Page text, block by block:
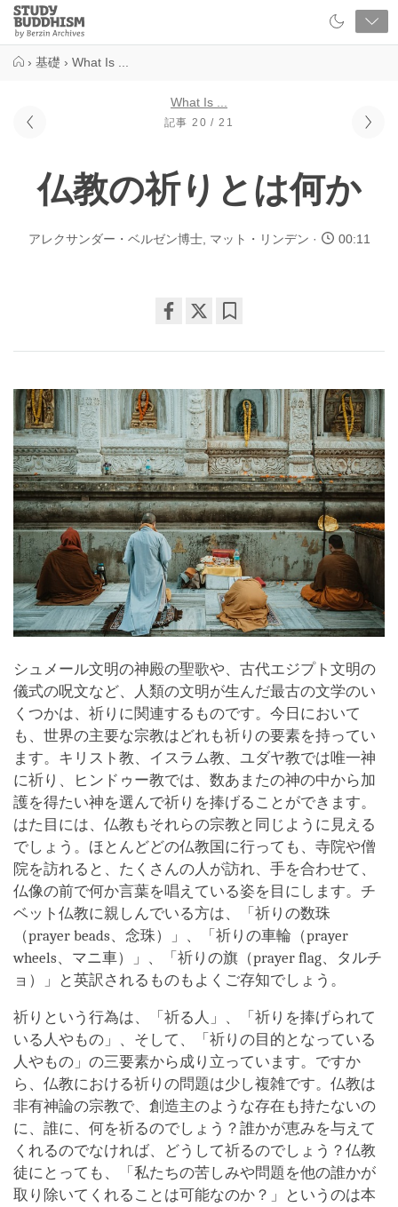
Close
Study
Buddhism
› 基礎 › What Is ...
What Is ...
記事 20 / 21
仏教の祈りとは何か
アレクサンダー・ベルゼン博士, マット・リンデン 00:11
on
シュメール文明の神殿の聖歌や、古代エジプト文明の
儀式の呪文など、人類の文明が生んだ最古の文学のい
くつかは、祈りに関連するものです。今日において
も、世界の主要な宗教はどれも祈りの要素を持ってい
ます。キリスト教、イスラム教、ユダヤ教では唯一神
に祈り、ヒンドゥー教では、数あまたの神の中から加
護を得たい神を選んで祈りを捧げることができます。
はた目には、仏教もそれらの宗教と同じように見える
でしょう。ほとんどどの仏教国に行っても、寺院や僧
院を訪れると、たくさんの人が訪れ、手を合わせて、
仏像の前で何か言葉を唱えている姿を目にします。チ
ベット仏教に親しんでいる方は、「祈りの数珠
（prayer beads、念珠）」、「祈りの車輪（prayer
wheels、マニ車）」、「祈りの旗（prayer flag、タルチ
ョ）」と英訳されるものもよくご存知でしょう。
祈りという行為は、「祈る人」、「祈りを捧げられて
いる人やもの」、そして、「祈りの目的となっている
人やもの」の三要素から成り立っています。ですか
ら、仏教における祈りの問題は少し複雑です。仏教は
非有神論の宗教で、創造主のような存在も持たないの
に、誰に、何を祈るのでしょう？誰かが恵みを与えて
くれるのでなければ、どうして祈るのでしょう？仏教
徒にとっても、「私たちの苦しみや問題を他の誰かが
取り除いてくれることは可能なのか？」というのは本